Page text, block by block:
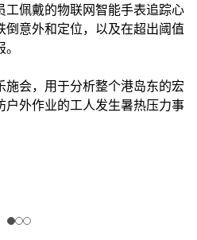
工佩戴的物联网智能手表追踪心
意外和定位，以及在超出阈值
施会，用于分析整个港岛东的宏
户外作业的工人发生暑热压力事